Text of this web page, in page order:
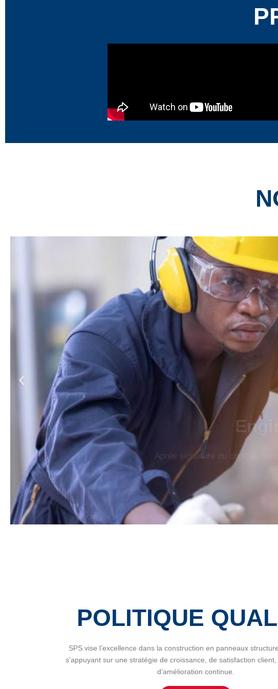
Après signature du contrat,
POLITIQUE
SPS vise l’excellence dans la construction en panneaux
s’appuyant sur une stratégie de croissance, de satisfaction client,
d’amélioration continue.